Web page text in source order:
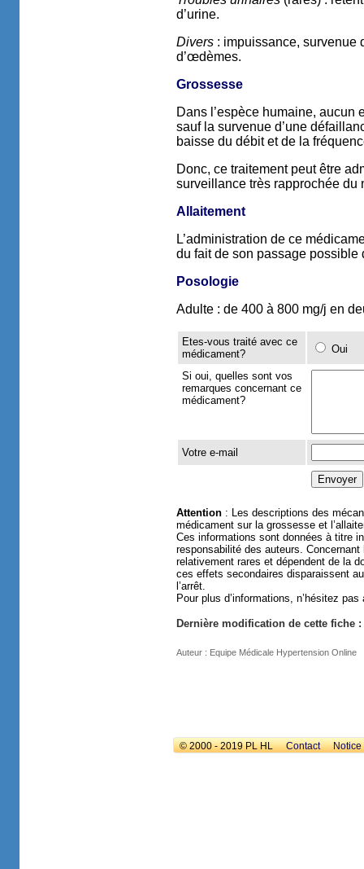
d’urine.
Divers : impuissance, survenue
d’œdèmes.
Grossesse
Dans l’espèce humaine, aucun
sauf la survenue d’une
baisse du débit et de la
Donc, ce traitement peut être
surveillance très rapprochée du
Allaitement
L’administration de ce
du fait de son passage possible
Posologie
Adulte : de 400 à 800 mg/j en
Etes-vous traité avec ce
médicament?
Oui
Si oui, quelles sont vos
remarques concernant ce
médicament?
Votre e-mail
Attention : Les descriptions des
médicament sur la grossesse et
Ces informations sont données à titre
responsabilité des auteurs.
relativement rares et dépendent de la
ces effets secondaires disparaissent
l’arrêt.
Pour plus d’informations, n’hésitez
Dernière modification de cette fiche :
Auteur : Equipe Médicale Hypertension Online
© 2000 - 2019 PL HL Contact Notice